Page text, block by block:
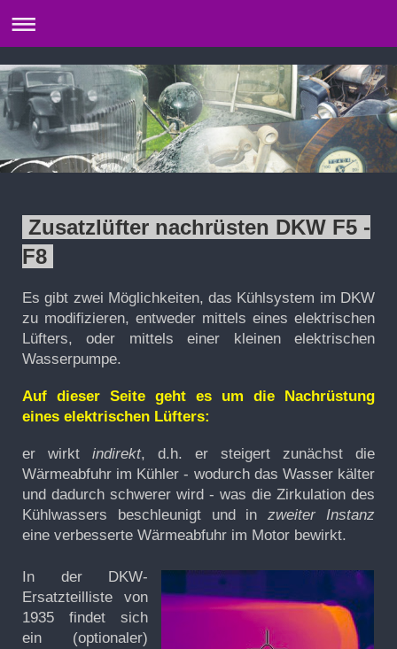
Zusatzlüfter nachrüsten DKW F5 -
F8
Es gibt zwei Möglichkeiten, das Kühlsystem im DKW
zu modifizieren, entweder mittels eines elektrischen
Lüfters, oder mittels einer kleinen elektrischen
Wasserpumpe.
Auf dieser Seite geht es um die Nachrüstung
eines elektrischen Lüfters:
er wirkt indirekt, d.h. er steigert zunächst die
Wärmeabfuhr im Kühler - wodurch das Wasser kälter
und dadurch schwerer wird - was die Zirkulation des
Kühlwassers beschleunigt und inzweiter Instanz
eine verbesserte Wärmeabfuhr im Motor bewirkt.
In der DKW-
Ersatzteilliste von
1935 findet sich
ein (optionaler)